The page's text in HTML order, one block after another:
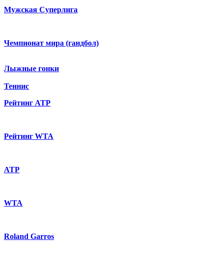
Мужская Суперлига
Чемпионат мира (гандбол)
Лыжные гонки
Теннис
Рейтинг ATP
Рейтинг WTA
ATP
WTA
Roland Garros